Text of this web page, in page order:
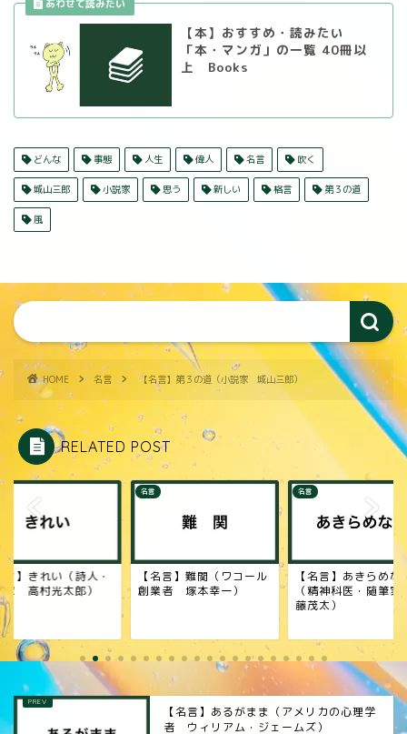
【本】おすすめ・読みたい
「本・マンガ」の一覧 40冊以
上 Books
どんな 事態 人生 偉人 名言 吹く
城山三郎 小説家 思う 新しい 格言 第３の道
風
HOME 名言 【名言】第３の道（小説家 城山三郎）
RELATED POST
言】難関（ワコール
者 塚本幸一）
名言
【名言】あきらめない
（精神科医・随筆家 斎
名言
【名言】失敗から学
（実業家 安部修仁
【名言】あるがまま（アメリカの心理学
者 ウィリアム・ジェームズ）